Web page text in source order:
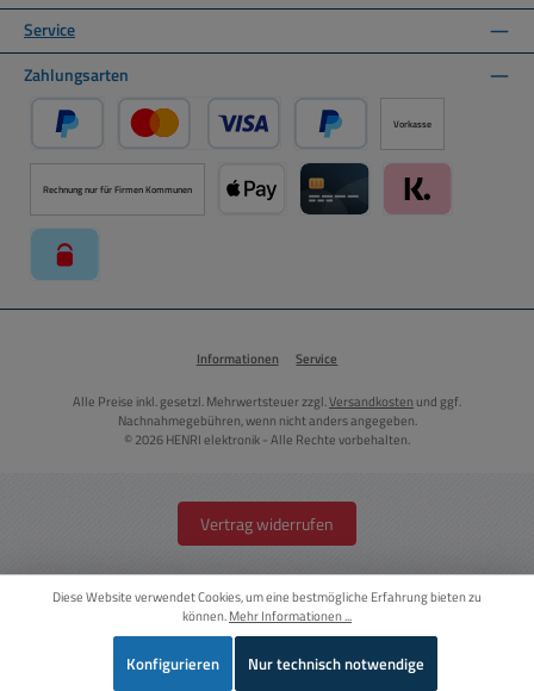
Service
Zahlungsarten
PayPal Kredit- oder Debitkarte über PayPal
Später Bezahlen über PayPal
Vorkasse
Rechnung nur für Firmen Kommunen
Informationen Service
Alle Preise inkl. gesetzl. Mehrwertsteuer zzgl.Versandkosten und ggf.
Nachnahmegebühren, wenn nicht anders angegeben.
© 2026 HENRI elektronik - Alle Rechte vorbehalten.
Vertrag widerrufen
Diese Website verwendet Cookies, um eine bestmögliche Erfahrung bieten zu
können.Mehr Informationen ...
Nur technisch notwendige
Konfigurieren